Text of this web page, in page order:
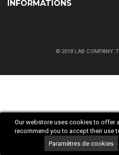
Our webstore uses cookies to offer
recommend you to accept their use
Paramètres de cookies
INFORMATIONS
© 2018 LAB COMPANY.